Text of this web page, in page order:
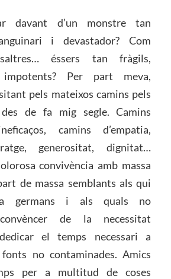
davant d’un monstre tan
i devastador? Com
éssers tan fràgils,
Per part meva,
pels mateixos camins pels
de fa mig segle. Camins
camins d’empatia,
generositat, dignitat…
convivència amb massa
de massa semblants als qui
germans i als quals no
convèncer de la necessitat
el temps necessari a
no contaminades. Amics
per a multitud de coses